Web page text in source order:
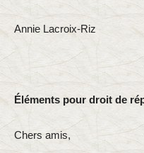
Annie Lacroix-Riz
Éléments pour droit de
Chers amis,